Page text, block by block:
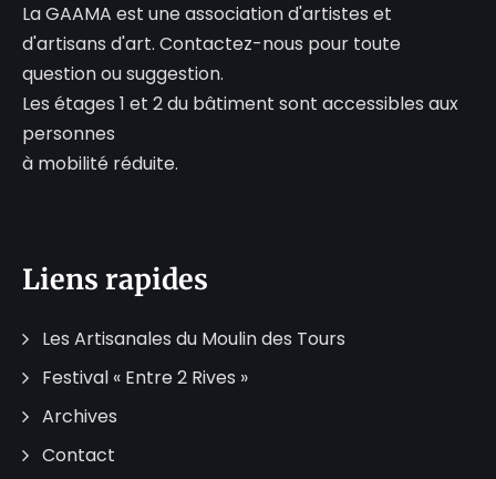
La GAAMA est une association d'artistes et
d'artisans d'art. Contactez-nous pour toute
question ou suggestion.
Les étages 1 et 2 du bâtiment sont accessibles aux
personnes
à mobilité réduite.
Liens rapides
Les Artisanales du Moulin des Tours
Festival « Entre 2 Rives »
Archives
Contact